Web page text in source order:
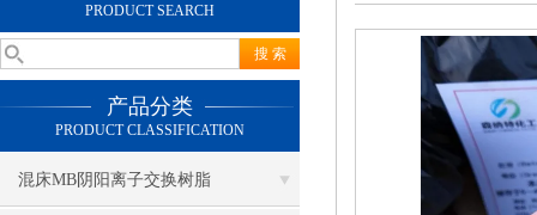
PRODUCT SEARCH
产品分类
PRODUCT CLASSIFICATION
混床MB阴阳离子交换树脂